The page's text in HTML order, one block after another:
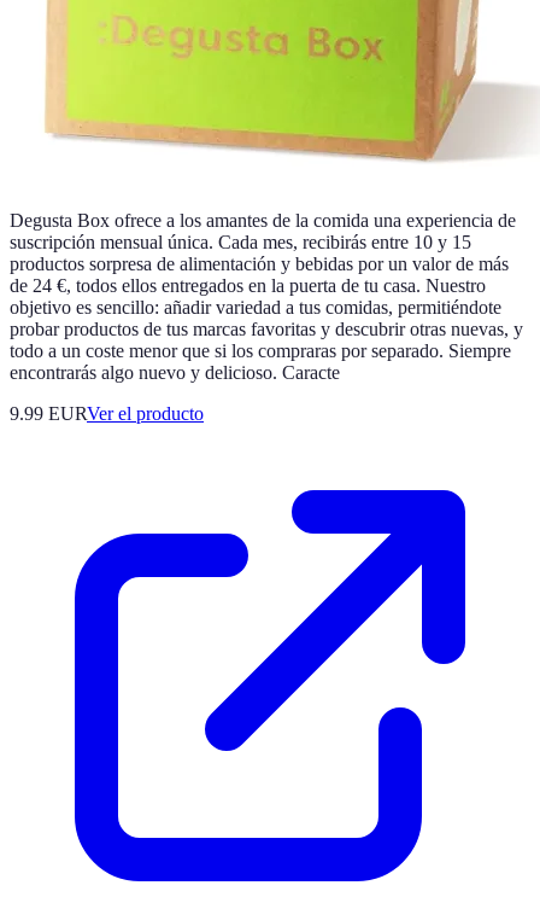
Degusta Box ofrece a los amantes de la comida una experiencia de
suscripción mensual única. Cada mes, recibirás entre 10 y 15
productos sorpresa de alimentación y bebidas por un valor de más
de 24 €, todos ellos entregados en la puerta de tu casa. Nuestro
objetivo es sencillo: añadir variedad a tus comidas, permitiéndote
probar productos de tus marcas favoritas y descubrir otras nuevas, y
todo a un coste menor que si los compraras por separado. Siempre
encontrarás algo nuevo y delicioso. Caracte
9.99 EURVer el producto